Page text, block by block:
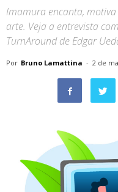
Imamura encanta,
arte. Veja a entrevista
TurnAround de Edgar
Por Bruno Lamattina - 2 de